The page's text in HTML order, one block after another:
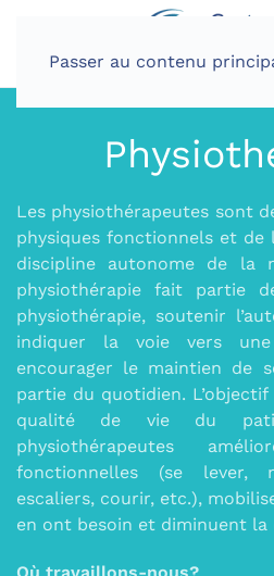
Passer au contenu
Les physiothérapeutes sont
physiques fonctionnels et
discipline autonome de la
physiothérapie fait partie
physiothérapie, soutenir
indiquer la voie vers
encourager le maintien de
partie du quotidien.
qualité de vie du
physiothérapeutes
fonctionnelles (se lever,
escaliers, courir, etc.),
en ont besoin et diminuent la